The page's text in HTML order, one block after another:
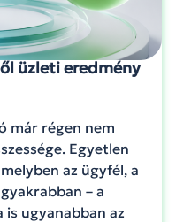
üzleti eredmény
már régen nem
Egyetlen
az ügyfél, a
– a
ugyanabban az